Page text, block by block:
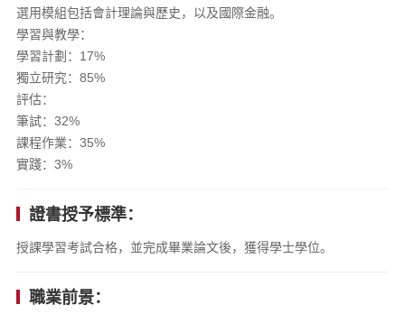
選用模組包括會計理論與歷史，以及國際金融。
學習與教學：
學習計劃：17%
獨立研究：85%
評估：
筆試：32%
課程作業：35%
實踐：3%
證書授予標準：
授課學習考試合格，並完成畢業論文後，獲得學士學位。
職業前景：